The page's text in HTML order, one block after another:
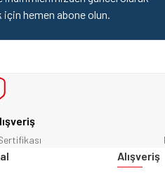
için hemen abone olun.
Alışveriş